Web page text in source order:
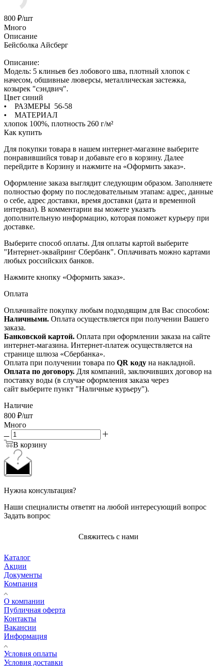
800 ₽/шт
Много
Описание
Бейсболка Айсберг
Описание:
Модель: 5 клиньев без лобового шва, плотный хлопок с
начесом, обшивные люверсы, металлическая застежка,
козырек "сэндвич".
Цвет синий
• РАЗМЕРЫ 56-58
• МАТЕРИАЛ
хлопок 100%, плотность 260 г/м²
Как купить
Для покупки товара в нашем интернет-магазине выберите
понравившийся товар и добавьте его в корзину. Далее
перейдите в Корзину и нажмите на «Оформить заказ».
Оформление заказа выглядит следующим образом. Заполняете
полностью форму по последовательным этапам: адрес, данные
о себе, адрес доставки, время доставки (дата и временной
интервал). В комментарии вы можете указать
дополнительную информацию, которая поможет курьеру при
доставке.
Выберите способ оплаты. Для оплаты картой выберите
"Интернет-эквайринг Сбербанк". Оплачивать можно картами
любых российских банков.
Нажмите кнопку «Оформить заказ».
Оплата
Оплачивайте покупку любым подходящим для Вас способом:
Наличными. Оплата осуществляется при получении Вашего
заказа.
Банковской картой. Оплата при оформлении заказа на сайте
интернет-магазина. Интернет-платеж осуществляется на
странице шлюза «Сбербанка».
Оплата при получении товара по QR коду на накладной.
Оплата по договору. Для компаний, заключивших договор на
поставку воды (в случае оформления заказа через
сайт выберите пункт "Наличные курьеру").
Наличие
800 ₽/шт
Много
В корзину
Нужна консультация?
Наши специалисты ответят на любой интересующий вопрос
Задать вопрос
Свяжитесь с нами
Каталог
Акции
Документы
Компания
О компании
Публичная оферта
Контакты
Вакансии
Информация
Условия оплаты
Условия доставки